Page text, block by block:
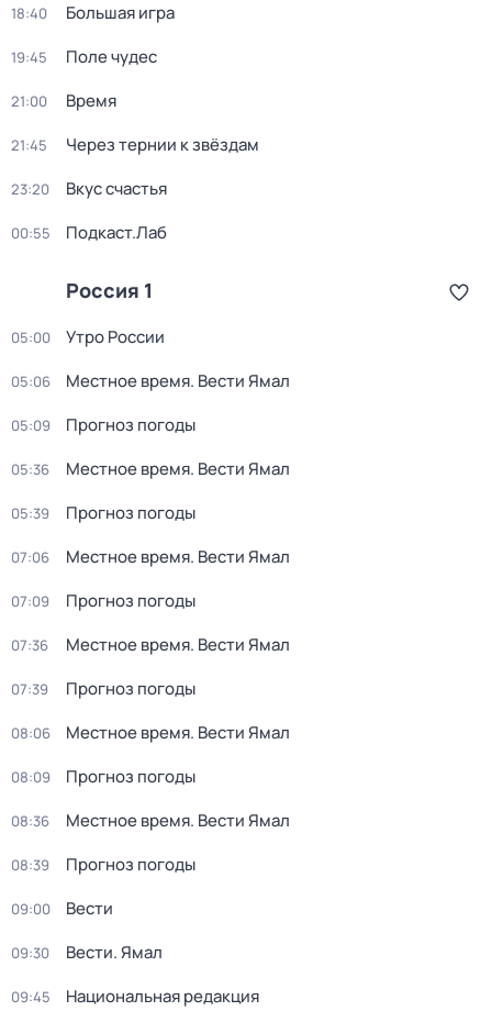
18:40 Большая игра
19:45 Поле чудес
21:00 Время
21:45 Через тернии к звёздам
23:20 Вкус счастья
00:55 Подкаст.Лаб
Россия 1
05:00 Утро России
05:06 Местное время. Вести Ямал
05:09 Прогноз погоды
05:36 Местное время. Вести Ямал
05:39 Прогноз погоды
07:06 Местное время. Вести Ямал
07:09 Прогноз погоды
07:36 Местное время. Вести Ямал
07:39 Прогноз погоды
08:06 Местное время. Вести Ямал
08:09 Прогноз погоды
08:36 Местное время. Вести Ямал
08:39 Прогноз погоды
09:00 Вести
09:30 Вести. Ямал
09:45 Национальная редакция